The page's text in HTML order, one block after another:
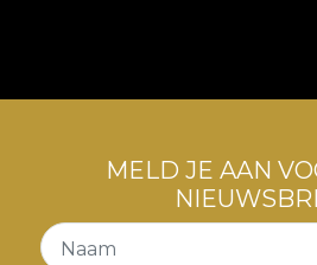
MELD JE AAN
Naam